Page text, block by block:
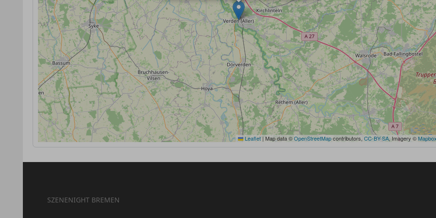
Leaflet | Map data ©OpenStreetMapcontributors, CC-BY-SA, Imagery ©
SZENENIGHT BREMEN